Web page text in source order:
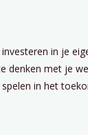
in je
denken met je
in het